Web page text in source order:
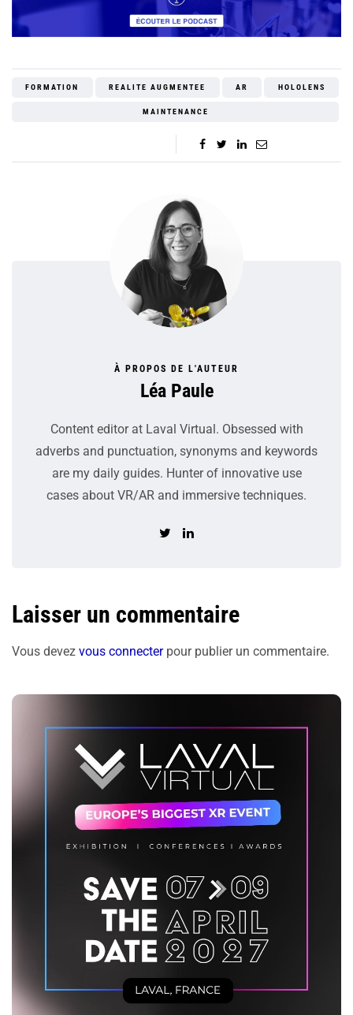
FORMATION REALITE AUGMENTEE AR HOLOLENS
MAINTENANCE
À PROPOS DE L'AUTEUR
Léa Paule
Content editor at Laval Virtual. Obsessed with
adverbs and punctuation, synonyms and keywords
are my daily guides. Hunter of innovative use
cases about VR/AR and immersive techniques.
Laisser un commentaire
Vous devez vous connecterpour publier un commentaire.